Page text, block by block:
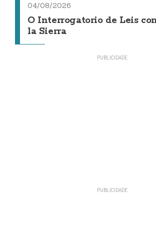
04/08/2026
O Interrogatorio de Leis
la Sierra